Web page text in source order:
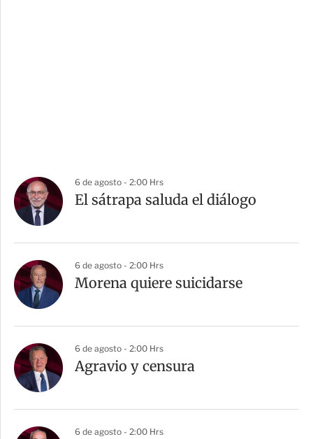
6 de agosto - 2:00 Hrs
El sátrapa saluda el diálogo
6 de agosto - 2:00 Hrs
Morena quiere suicidarse
6 de agosto - 2:00 Hrs
Agravio y censura
6 de agosto - 2:00 Hrs